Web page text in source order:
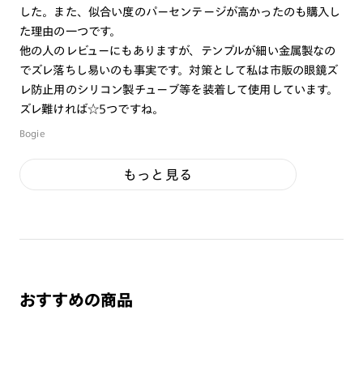
した。また、似合い度のパーセンテージが高かったのも購入し
た理由の一つです。
他の人のレビューにもありますが、テンプルが細い金属製なの
でズレ落ちし易いのも事実です。対策として私は市販の眼鏡ズ
レ防止用のシリコン製チューブ等を装着して使用しています。
ズレ難ければ☆5つですね。
Bogie
もっと見る
おすすめの商品